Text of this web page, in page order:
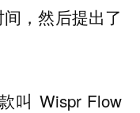
，然后提出了
叫 Wispr Flow